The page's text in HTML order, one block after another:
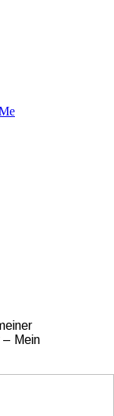
– Mein